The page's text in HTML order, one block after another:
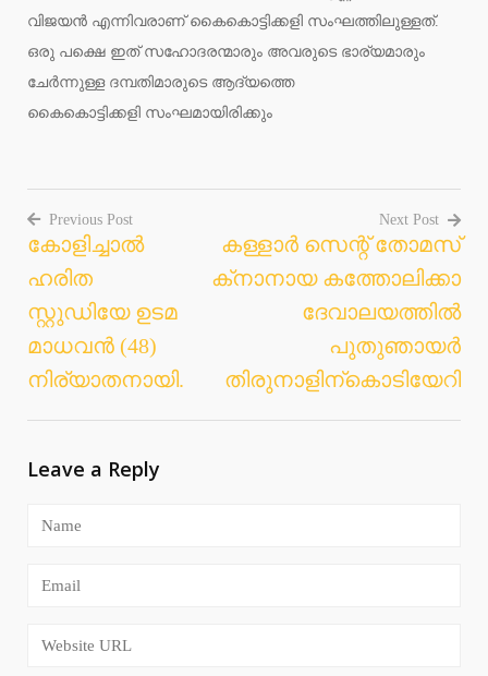
വിജയൻ എന്നിവരാണ് കൈകൊട്ടിക്കളി സംഘത്തിലുള്ളത്.
ഒരു പക്ഷെ ഇത് സഹോദരന്മാരും അവരുടെ ഭാര്യമാരും
ചേർന്നുള്ള ദമ്പതിമാരുടെ ആദ്യത്തെ
കൈകൊട്ടിക്കളി സംഘമായിരിക്കും
Post
navigation
Previous Post
കോളിച്ചാൽ
ഹരിത
സ്റ്റുഡിയേ ഉടമ
മാധവൻ (48)
നിര്യാതനായി.
Next Post
കള്ളാര്‍ സെന്റ് തോമസ്
ക്‌നാനായ കത്തോലിക്കാ
ദേവാലയത്തില്‍
പുതുഞായര്‍
തിരുനാളിന്‌കൊടിയേറി
Leave a Reply